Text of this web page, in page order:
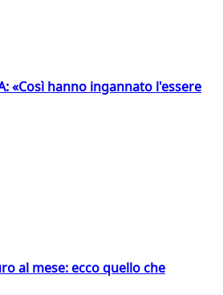
«Così hanno ingannato l'essere
al mese: ecco quello che